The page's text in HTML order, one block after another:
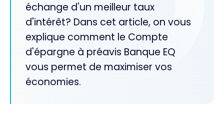
échange d'un meilleur taux
d'intérêt? Dans cet article, on vous
explique comment le Compte
d'épargne à préavis Banque EQ
vous permet de maximiser vos
économies.